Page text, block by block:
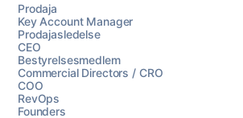
Prodaja
Key Account Manager
Prodajasledelse
CEO
Bestyrelsesmedlem
Commercial Directors / CRO
COO
RevOps
Founders